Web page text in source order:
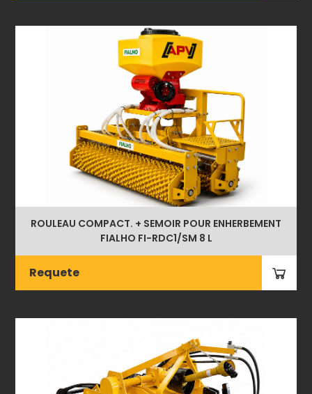
ROULEAU COMPACT. + SEMOIR POUR ENHERBEMENT
FIALHO FI-RDC1/SM 8 L
Requete